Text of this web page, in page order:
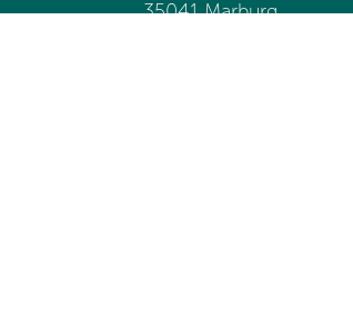
35041 Marburg